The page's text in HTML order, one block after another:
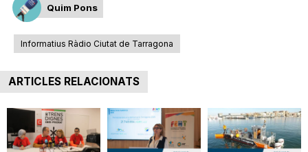
Quim Pons
Informatius Ràdio Ciutat de Tarragona
ARTICLES RELACIONATS